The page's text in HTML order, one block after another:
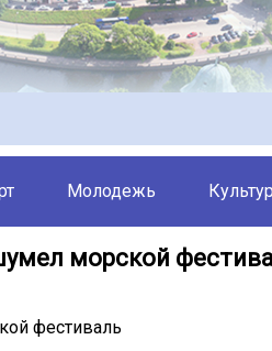
Молодежь
морской
фестиваль